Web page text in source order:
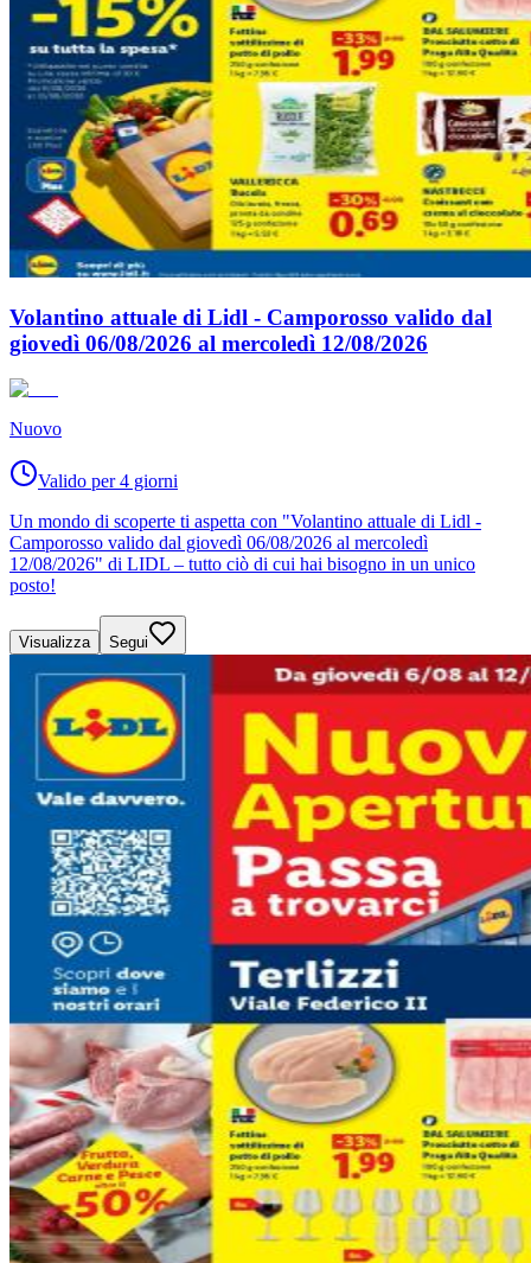
Volantino attuale di Lidl - Camporosso valido dal
giovedì 06/08/2026 al mercoledì 12/08/2026
Nuovo
Valido per 4 giorni
Un mondo di scoperte ti aspetta con "Volantino attuale di Lidl -
Camporosso valido dal giovedì 06/08/2026 al mercoledì
12/08/2026" di LIDL – tutto ciò di cui hai bisogno in un unico
posto!
Visualizza Segui